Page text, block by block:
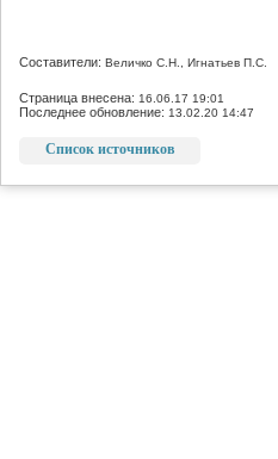
Составители: Величко С.Н., Игнатьев П.С.
Страница внесена: 16.06.17 19:01
Последнее обновление: 13.02.20 14:47
Список источников